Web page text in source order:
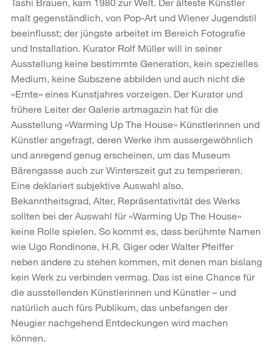
malt gegenständlich, von Pop-Art und Wiener Jugendstil
beeinflusst; der jüngste arbeitet im Bereich Fotografie
und Installation. Kurator Rolf Müller will in seiner
Ausstellung keine bestimmte Generation, kein spezielles
Medium, keine Subszene abbilden und auch nicht die
«Ernte» eines Kunstjahres vorzeigen. Der Kurator und
frühere Leiter der Galerie artmagazin hat für die
Ausstellung «Warming Up The House» Künstlerinnen und
Künstler angefragt, deren Werke ihm aussergewöhnlich
und anregend genug erscheinen, um das Museum
Bärengasse auch zur Winterszeit gut zu temperieren.
Eine deklariert subjektive Auswahl also.
Bekanntheitsgrad, Alter, Repräsentativität des Werks
sollten bei der Auswahl für «Warming Up The House»
keine Rolle spielen. So kommt es, dass berühmte Namen
wie Ugo Rondinone, H.R. Giger oder Walter Pfeiffer
neben andere zu stehen kommen, mit denen man bislang
kein Werk zu verbinden vermag. Das ist eine Chance für
die ausstellenden Künstlerinnen und Künstler – und
natürlich auch fürs Publikum, das unbefangen der
Neugier nachgehend Entdeckungen wird machen
können.